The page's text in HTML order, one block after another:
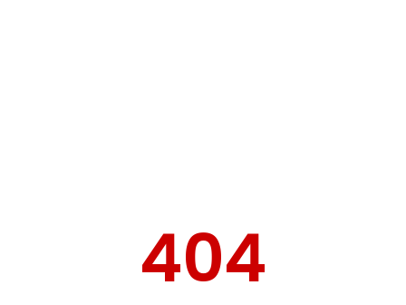
404